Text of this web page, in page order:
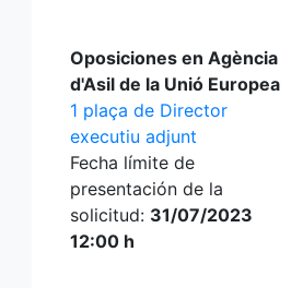
Oposiciones en Agència
d'Asil de la Unió Europea
1 plaça de Director
executiu adjunt
Fecha límite de
presentación de la
solicitud: 31/07/2023
12:00 h